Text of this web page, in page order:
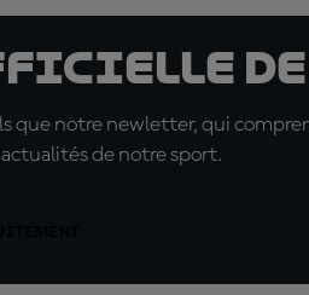
de
notre newletter, qui
de notre sport.